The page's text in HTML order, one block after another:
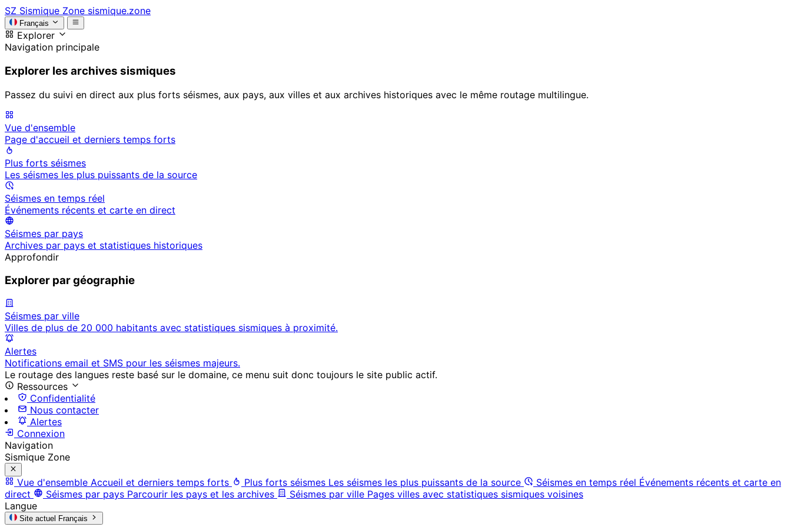
SZ Sismique Zone sismique.zone
Français
Explorer
Navigation principale
Explorer les archives sismiques
Passez du suivi en direct aux plus forts séismes, aux pays, aux villes et aux archives historiques avec le même routage multilingue.
Vue d'ensemble
Page d'accueil et derniers temps forts
Plus forts séismes
Les séismes les plus puissants de la source
Séismes en temps réel
Événements récents et carte en direct
Séismes par pays
Archives par pays et statistiques historiques
Approfondir
Explorer par géographie
Séismes par ville
Villes de plus de 20 000 habitants avec statistiques sismiques à proximité.
Alertes
Notifications email et SMS pour les séismes majeurs.
Le routage des langues reste basé sur le domaine, ce menu suit donc toujours le site public actif.
Ressources
Confidentialité
Nous contacter
Alertes
Connexion
Navigation
Sismique Zone
Vue d'ensemble Accueil et derniers temps forts Plus forts séismes Les séismes les plus puissants de la source Séismes en temps réel Événements récents et carte en
direct
Séismes par pays Parcourir les pays et les archives Séismes par ville Pages villes avec statistiques sismiques voisines
Langue
Site actuel Français